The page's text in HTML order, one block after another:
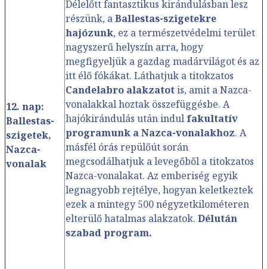
12. nap:
Ballestas-
szigetek,
Nazca-
vonalak
Délelőtt fantasztikus kirándulásban lesz
részünk, aBallestas-szigetekre
hajózunk, ez a természetvédelmi terület
nagyszerű helyszín arra, hogy
megfigyeljük a gazdag madárvilágot és az
itt élő fókákat. Láthatjuk a titokzatos
Candelabro alakzatotis, amit a Nazca-
vonalakkal hoztak összefüggésbe. A
hajókirándulás után indul fakultatív
programunk a Nazca-vonalakhoz. A
másfél órás repülőút során
megcsodálhatjuk a levegőből a titokzatos
Nazca-vonalakat. Az emberiség egyik
legnagyobb rejtélye, hogyan keletkeztek
ezek a mintegy 500 négyzetkilométeren
elterülő hatalmas alakzatok. Délután
szabad program.